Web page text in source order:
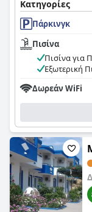
Κατηγορίες
Πάρκινγκ
Πισίνα
Πισίνα για
Εξωτερική
Δωρεάν WiFi